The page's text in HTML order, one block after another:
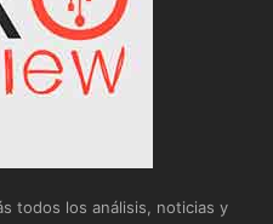
todos los análisis, noticias y